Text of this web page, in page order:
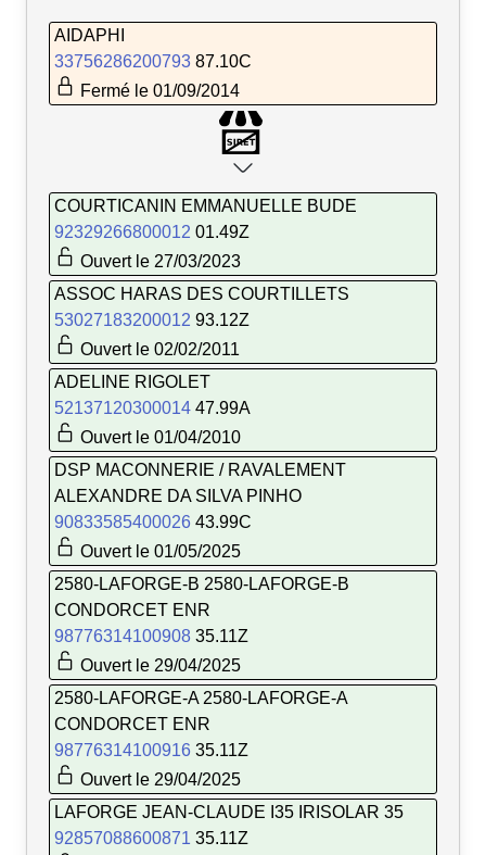
AIDAPHI
33756286200793 87.10C
Fermé le 01/09/2014
COURTICANIN EMMANUELLE BUDE
92329266800012 01.49Z
Ouvert le 27/03/2023
ASSOC HARAS DES COURTILLETS
53027183200012 93.12Z
Ouvert le 02/02/2011
ADELINE RIGOLET
52137120300014 47.99A
Ouvert le 01/04/2010
DSP MACONNERIE / RAVALEMENT
ALEXANDRE DA SILVA PINHO
90833585400026 43.99C
Ouvert le 01/05/2025
2580-LAFORGE-B 2580-LAFORGE-B
CONDORCET ENR
98776314100908 35.11Z
Ouvert le 29/04/2025
2580-LAFORGE-A 2580-LAFORGE-A
CONDORCET ENR
98776314100916 35.11Z
Ouvert le 29/04/2025
LAFORGE JEAN-CLAUDE I35 IRISOLAR 35
92857088600871 35.11Z